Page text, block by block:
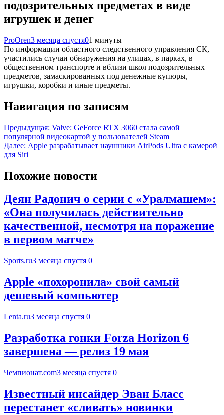
подозрительных предметах в виде
игрушек и денег
ProOren3 месяца спустя01 минуты
По информации областного следственного управления СК,
участились случаи обнаружения на улицах, в парках, в
общественном транспорте и вблизи школ подозрительных
предметов, замаскированных под денежные купюры,
игрушки, коробки и иные предметы.
Навигация по записям
Предыдущая: Valve: GeForce RTX 3060 стала самой
популярной видеокартой у пользователей Steam
Далее: Apple разрабатывает наушники AirPods Ultra с камерой
для Siri
Похожие новости
Деян Радонич о серии с «Уралмашем»:
«Она получилась действительно
качественной, несмотря на поражение
в первом матче»
Sports.ru3 месяца спустя 0
Apple «похоронила» свой самый
дешевый компьютер
Lenta.ru3 месяца спустя 0
Разработка гонки Forza Horizon 6
завершена — релиз 19 мая
Чемпионат.com3 месяца спустя 0
Известный инсайдер Эван Бласс
перестанет «сливать» новинки